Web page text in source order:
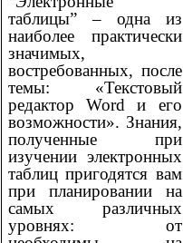
таблицы” – одна из
наиболее практически
значимых,
востребованных, после
темы: «Текстовый
редактор Word и его
возможности». Знания,
полученные при
изучении электронных
таблиц пригодятся вам
при планировании на
самых различных
уровнях: от